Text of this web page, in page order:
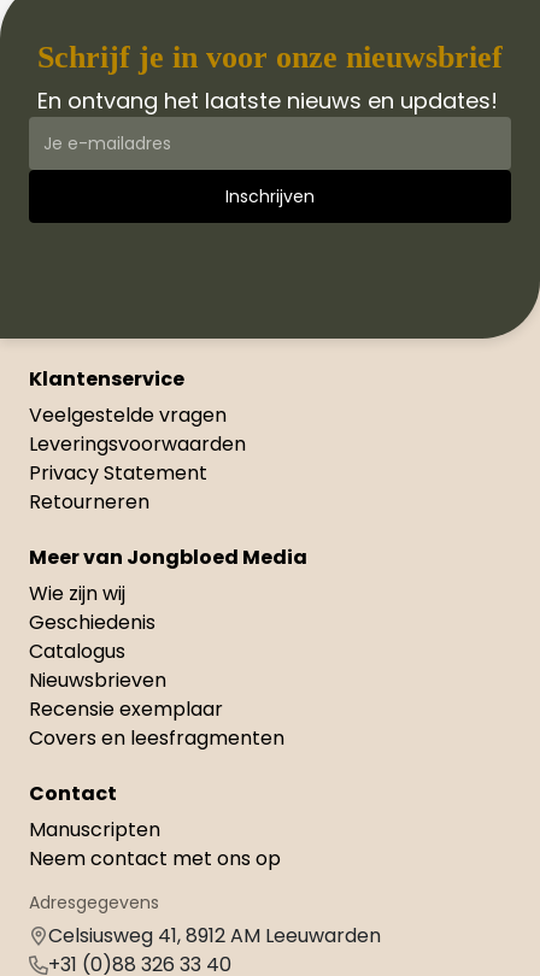
Schrijf je in voor onze nieuwsbrief
En ontvang het laatste nieuws en updates!
Klantenservice
Veelgestelde vragen
Leveringsvoorwaarden
Privacy Statement
Retourneren
Meer van Jongbloed Media
Wie zijn wij
Geschiedenis
Catalogus
Nieuwsbrieven
Recensie exemplaar
Covers en leesfragmenten
Contact
Manuscripten
Neem contact met ons op
Adresgegevens
Celsiusweg 41, 8912 AM Leeuwarden
+31 (0)88 326 33 40